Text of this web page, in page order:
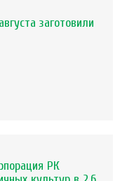
заготовили
РК